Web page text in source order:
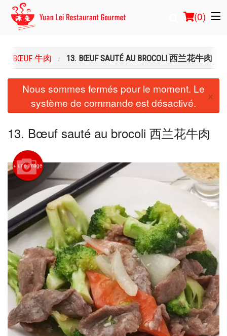
(0)
Commander en ligne
Emplacement
Connection
Inscription
Panier (0)
Rechercher
BŒUF 牛肉 13. BŒUF SAUTÉ AU BROCOLI 西兰花牛肉
Nous sommes fermés pour le moment. Le
système de commande est désactivé.
×
13. Bœuf sauté au brocoli 西兰花牛肉
+ une image